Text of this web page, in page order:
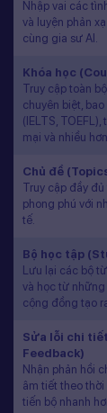
Nhập vai các
và luyện phản
cùng gia sư AI.
Khóa học
Truy cập toàn
chuyên biệt,
(IELTS,
mại và nhiều
Chủ đề
Truy cập đầy
phong phú với
tế.
Bộ học tập
Lưu lại các bộ
và học từ
cộng đồng tạo
Sửa lỗi chi
Feedback)
Nhận phản hồi
âm tiết theo
tiến bộ nhanh